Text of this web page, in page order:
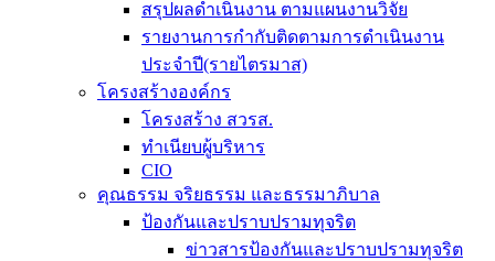
สรุปผลดำเนินงาน ตามแผนงานวิจัย
รายงานการกำกับติดตามการดำเนินงาน
ประจำปี(รายไตรมาส)
โครงสร้างองค์กร
โครงสร้าง สวรส.
ทำเนียบผู้บริหาร
CIO
คุณธรรม จริยธรรม และธรรมาภิบาล
ป้องกันและปราบปรามทุจริต
ข่าวสารป้องกันและปราบปรามทุจริต